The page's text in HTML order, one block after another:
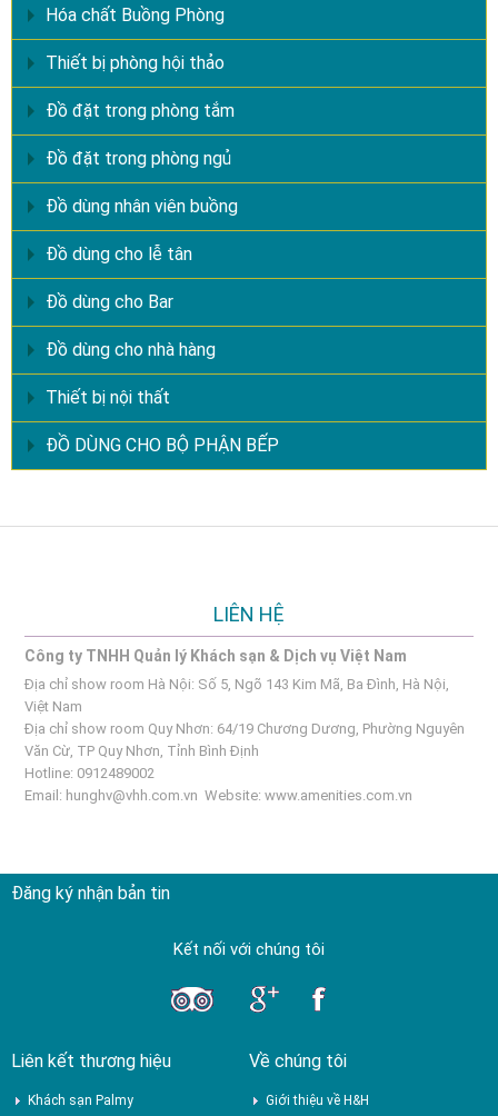
Hóa chất Buồng Phòng
Thiết bị phòng hội thảo
Đồ đặt trong phòng tắm
Đồ đặt trong phòng ngủ
Đồ dùng nhân viên buồng
Đồ dùng cho lễ tân
Đồ dùng cho Bar
Đồ dùng cho nhà hàng
Thiết bị nội thất
ĐỒ DÙNG CHO BỘ PHẬN BẾP
LIÊN HỆ
Công ty TNHH Quản lý Khách sạn & Dịch vụ Việt Nam
Địa chỉ show room Hà Nội: Số 5, Ngõ 143 Kim Mã, Ba Đình, Hà Nội,
Việt Nam
Địa chỉ show room Quy Nhơn: 64/19 Chương Dương, Phường Nguyên
Văn Cừ, TP Quy Nhơn, Tỉnh Bình Định
Hotline: 0912489002
Email: hunghv@vhh.com.vn Website:www.amenities.com.vn
Đăng ký nhận bản tin
Kết nối với chúng tôi
Liên kết thương hiệu
Khách sạn Palmy
Về chúng tôi
Giới thiệu về H&H